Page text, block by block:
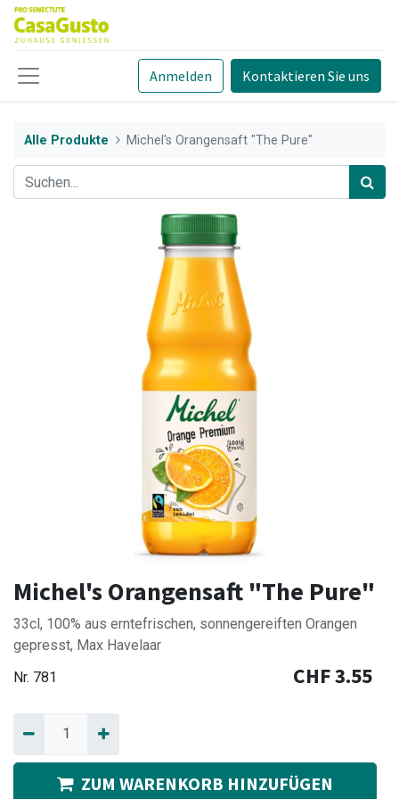
Anmelden Kontaktieren Sie uns
Alle Produkte Michel's Orangensaft "The Pure"
Michel's Orangensaft "The Pure"
33cl, 100% aus erntefrischen, sonnengereiften Orangen
gepresst, Max Havelaar
Nr. 781 CHF3.55
ZUM WARENKORB HINZUFÜGEN